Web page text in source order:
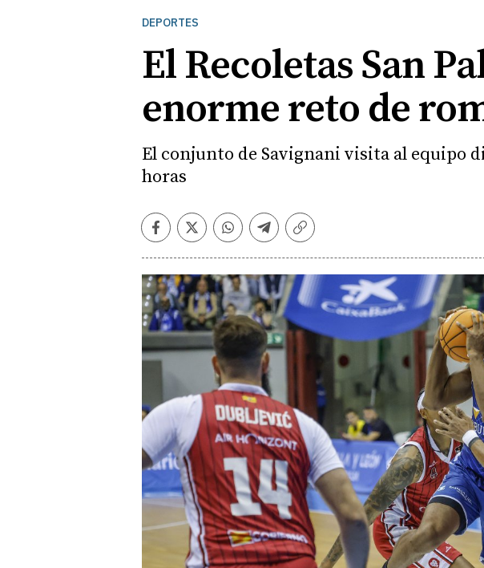
DEPORTES
El Recoletas San
enorme reto de
El conjunto de Savignani visita al equipo
horas
Facebook
TwitterWhatsapp
Telegram
Copiar